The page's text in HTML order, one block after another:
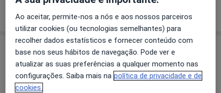
Mostrar mais detalhes
sobre a experiência
Preços
Sem informação sobre serviços e preços
Este especialista ainda não adicionou nenhuma
Ao aceitar, permite-nos a nós e aos nossos parceiros
utilizar cookies (ou tecnologias semelhantes) para
recolher dados estatísticos e fornecer conteúdo com
base nos seus hábitos de navegação. Pode ver e
atualizar as suas preferências a qualquer momento nas
configurações. Saiba mais na política de privacidade e de
cookies.